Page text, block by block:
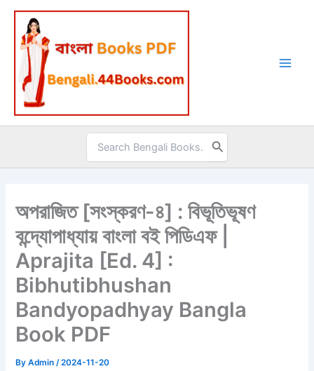
Skip
content
Search
for:
অপরাজিত [সংস্করণ-৪] : বিভূতিভূষণ
বন্দ্যোপাধ্যায় বাংলা বই পিডিএফ |
Aprajita [Ed. 4] :
Bibhutibhushan
Bandyopadhyay Bangla
Book PDF
ByAdmin/2024-11-20